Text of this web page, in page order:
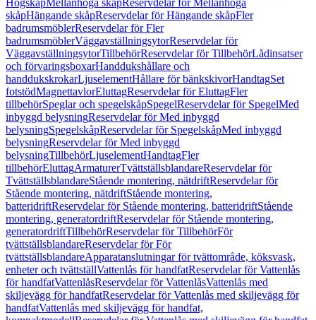
HögskåpMellanhöga skåpReservdelar för Mellanhöga
skåpHängande skåpReservdelar för Hängande skåpFler
badrumsmöblerReservdelar för Fler
badrumsmöblerVäggavställningsytorReservdelar för
VäggavställningsytorTillbehörReservdelar för TillbehörLådinsatser
och förvaringsboxarHanddukshållare och
handdukskrokarLjuselementHållare för bänkskivorHandtagSet
fotstödMagnettavlorEluttagReservdelar för EluttagFler
tillbehörSpeglar och spegelskåpSpegelReservdelar för SpegelMed
inbyggd belysningReservdelar för Med inbyggd
belysningSpegelskåpReservdelar för SpegelskåpMed inbyggd
belysningReservdelar för Med inbyggd
belysningTillbehörLjuselementHandtagFler
tillbehörEluttagArmaturerTvättställsblandareReservdelar för
TvättställsblandareStående montering, nätdriftReservdelar för
Stående montering, nätdriftStående montering,
batteridriftReservdelar för Stående montering, batteridriftStående
montering, generatordriftReservdelar för Stående montering,
generatordriftTillbehörReservdelar för TillbehörFör
tvättställsblandareReservdelar för För
tvättställsblandareApparatanslutningar för tvättområde, köksvask,
enheter och tvättställVattenlås för handfatReservdelar för Vattenlås
för handfatVattenlåsReservdelar för VattenlåsVattenlås med
skiljevägg för handfatReservdelar för Vattenlås med skiljevägg för
handfatVattenlås med skiljevägg för handfat,